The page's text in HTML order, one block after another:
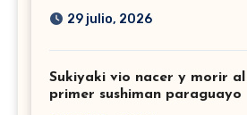
29 julio, 2026
Sukiyaki vio nacer y morir al
primer sushiman paraguayo